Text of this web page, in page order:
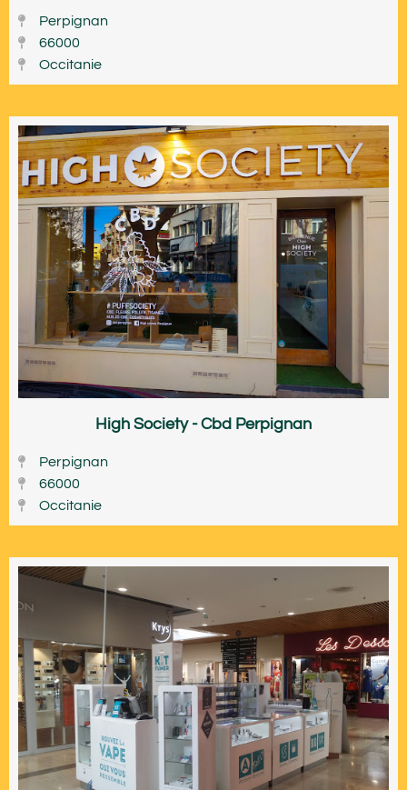
Perpignan
66000
Occitanie
High Society - Cbd Perpignan
Perpignan
66000
Occitanie